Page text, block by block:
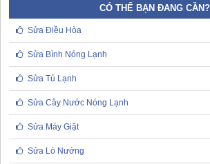
CÓ THỂ BẠN ĐANG CẦN?
Sửa Điều Hòa
Sửa Bình Nóng Lạnh
Sửa Tủ Lạnh
Sửa Cây Nước Nóng Lạnh
Sửa Máy Giặt
Sửa Lò Nướng